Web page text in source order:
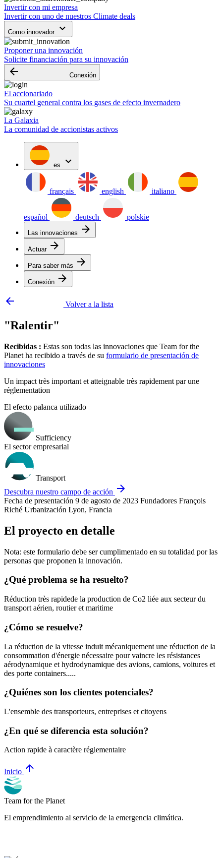
Invertir con mi empresa
Invertir con uno de nuestros Climate deals
Como innovador keyboard_arrow_down
Proponer una innovación
Solicite financiación para su innovación
arrow_backward Conexión
El accionariado
Su cuartel general contra los gases de efecto invernadero
La Galaxia
La comunidad de accionistas activos
es expand_more
français english italiano
español deutsch polskie
Las innovaciones arrow_forward
Actuar arrow_forward
Para saber más arrow_forward
Conexión arrow_forward
arrow_backward
Volver a la lista
"Ralentir"
Recibidas : Estas son todas las innovaciones que Team for the
Planet ha recibido a través de su formulario de presentación de
innovaciones
Un impact très important et atteignable très rapidement par une
réglementation
El efecto palanca utilizado
Sufficiency
El sector empresarial
Transport
Descubra nuestro campo de acción arrow_forward
Fecha de presentación 9 de agosto de 2023 Fundadores François
Riché Urbanización Lyon, Francia
El proyecto en detalle
Nota: este formulario debe ser cumplimentado en su totalidad por las
personas que proponen la innovación.
¿Qué problema se ha resuelto?
Réduction très rapidede la production de Co2 liée aux secteur du
transport aérien, routier et maritime
¿Cómo se resuelve?
La réduction de la vitesse induit mécaniquement une réduction de la
consommation d'énergie nécessaire pour vaincre les résistances
aérodynamique et hydrodynamique des avions, camions, voitures et
des porte containers.....
¿Quiénes son los clientes potenciales?
L'ensemble des transporteurs, entreprises et citoyens
¿En qué se diferencia esta solución?
Action rapide à caractère réglementaire
Inicio arrow_upward
Team for the Planet
El emprendimiento al servicio de la emergencia climática.